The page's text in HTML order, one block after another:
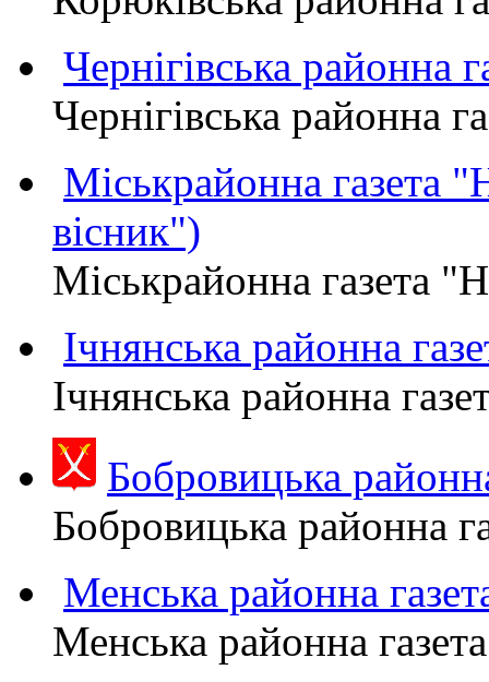
Чернігівська
Чернігівська
Міськрайонна
вісник")
Міськрайонна газета
Ічнянська районна
Ічнянська районна
Бобровицька
Бобровицька
Менська районна
Менська районна